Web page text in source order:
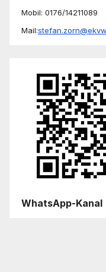
Mobil: 0176/14211089
Mail:
WhatsApp-Kanal